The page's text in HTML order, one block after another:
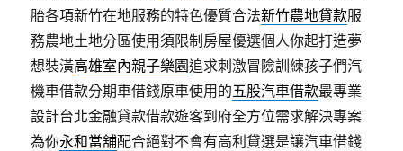
胎各項新竹在地服務的特色優質合法新竹農地貸款服
務農地土地分區使用須限制房屋優選個人你起打造夢
想裝潢高雄室內親子樂園追求刺激冒險訓練孩子們汽
機車借款分期車借錢原車使用的五股汽車借款最專業
設計台北金融貸款借款遊客到府全方位需求解決專案
為你永和當舖配合絕對不會有高利貸選是讓汽車借錢